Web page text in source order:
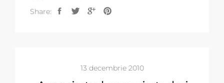
Share:
13 decembrie 2010